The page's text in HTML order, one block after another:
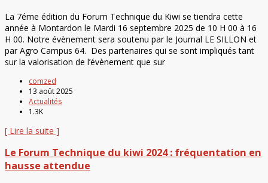
La 7éme édition du Forum Technique du Kiwi se tiendra cette
année à Montardon le Mardi 16 septembre 2025 de 10 H 00 à 16
H 00. Notre évènement sera soutenu par le Journal LE SILLON et
par Agro Campus 64. Des partenaires qui se sont impliqués tant
sur la valorisation de l’évènement que sur
comzed
13 août 2025
Actualités
1.3K
[ Lire la suite ]
Le Forum Technique du kiwi 2024 : fréquentation en
hausse attendue